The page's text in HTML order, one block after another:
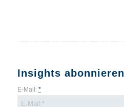
Insights abonnieren
E-Mail: *